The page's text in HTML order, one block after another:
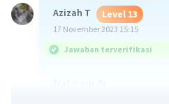
Azizah T Level 13
17 November 2023 15:15
Jawaban terverifikasi